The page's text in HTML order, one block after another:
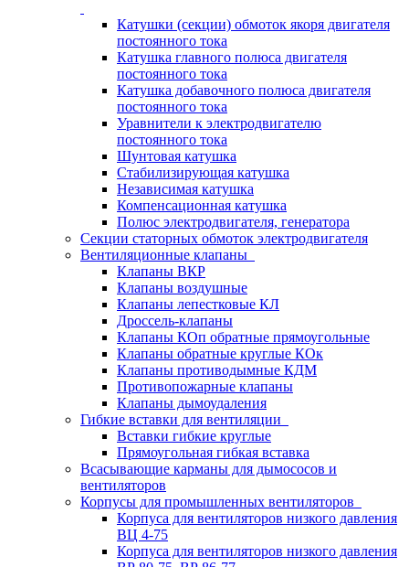
Катушки (секции) обмоток якоря двигателя
постоянного тока
Катушка главного полюса двигателя
постоянного тока
Катушка добавочного полюса двигателя
постоянного тока
Уравнители к электродвигателю
постоянного тока
Шунтовая катушка
Стабилизирующая катушка
Независимая катушка
Компенсационная катушка
Полюс электродвигателя, генератора
Секции статорных обмоток электродвигателя
Вентиляционные клапаны
Клапаны ВКР
Клапаны воздушные
Клапаны лепестковые КЛ
Дроссель-клапаны
Клапаны КОп обратные прямоугольные
Клапаны обратные круглые КОк
Клапаны противодымные КДМ
Противопожарные клапаны
Клапаны дымоудаления
Гибкие вставки для вентиляции
Вставки гибкие круглые
Прямоугольная гибкая вставка
Всасывающие карманы для дымососов и
вентиляторов
Корпусы для промышленных вентиляторов
Корпуса для вентиляторов низкого давления
ВЦ 4-75
Корпуса для вентиляторов низкого давления